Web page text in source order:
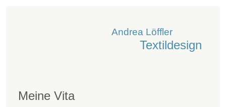
Andrea Löffler
Textildesign
Meine Vita